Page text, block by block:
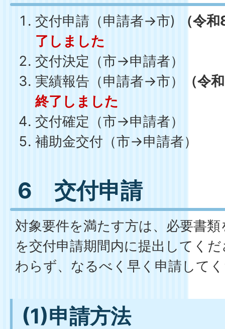
交付申請（申請者→市)
（令
了しました
交付決定（市→申請者）
実績報告（申請者→市）
（令
終了しました
交付確定（市→申請者）
補助金交付（市→申請者）
6 交付申請
対象要件を満たす方は、必要書
を交付申請期間内に提出してく
わらず、なるべく早く申請して
(1)申請方法